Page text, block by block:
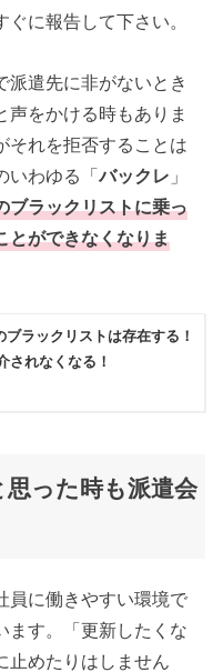
に報告して下さい。
派遣先に非がないとき
声をかける時もありま
それを拒否することは
いわゆる「バックレ 」
ブラックリストに乗っ
とができなくなりま
ブラックリストは存在する！
されなくなる！
思った時も派遣会
員に働きやすい環境で
ます。「更新したくな
止めたりはしません